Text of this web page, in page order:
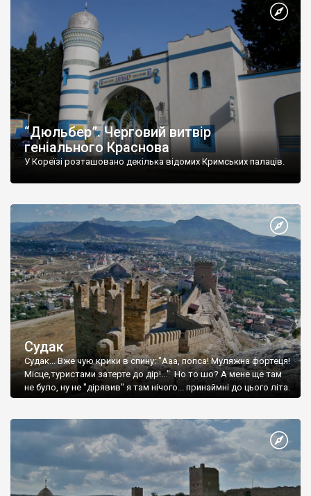
“Дюльбер”. Черговий витвір
геніального Краснова
У Кореїзі розташовано декілька відомих Кримських палаців.
Судак
Судак... Вже чую крики в спину: "Ааа, попса! Муляжна фортеця!
Місце,туристами затерте до дір!..." Но то шо? А мене ще там
не було, ну не "дірявив" я там нічого... принаймні до цього літа.